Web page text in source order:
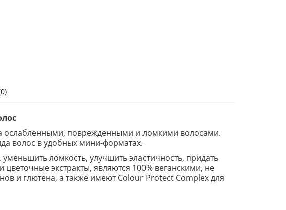
ослабленными, поврежденными и ломкими волосами.
волос в удобных мини-форматах.
ломкость, улучшить эластичность, придать
экстракты, являются 100% веганскими, не
и глютена, а также имеют Colour Protect Complex для